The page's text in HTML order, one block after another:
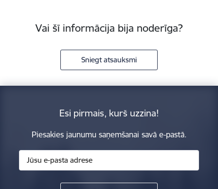
Vai šī informācija bija noderīga?
Sniegt atsauksmi
Esi pirmais, kurš uzzina!
Piesakies jaunumu saņemšanai savā e-pastā.